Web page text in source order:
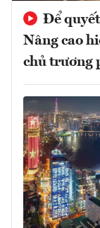
Để
Nâng cao
chủ trương